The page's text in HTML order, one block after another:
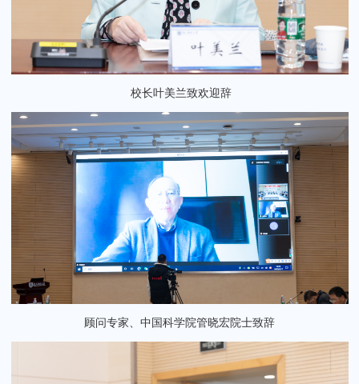
校长叶美兰致欢迎辞
顾问专家、 中国科学院管晓宏院士致辞